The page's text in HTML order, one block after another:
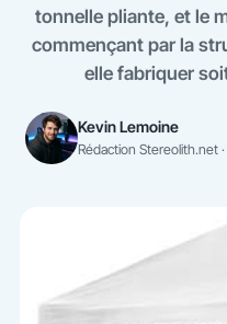
tonnelle pliante, et le
commençant par la
elle fabriquer
Kevin Lemoine
Rédaction Stereolith.net